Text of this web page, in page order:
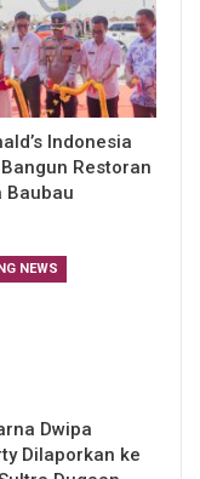
Indonesia
Restoran
Baubau
NEWS
Dwipa
Dilaporkan ke